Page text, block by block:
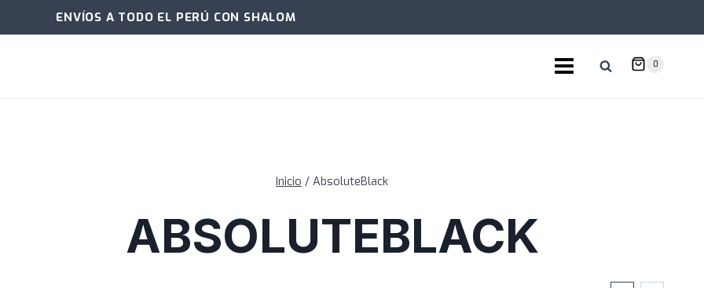
ENVÍOS A TODO EL PERÚ CON SHALOM
0
Inicio / AbsoluteBlack
ABSOLUTEBLACK